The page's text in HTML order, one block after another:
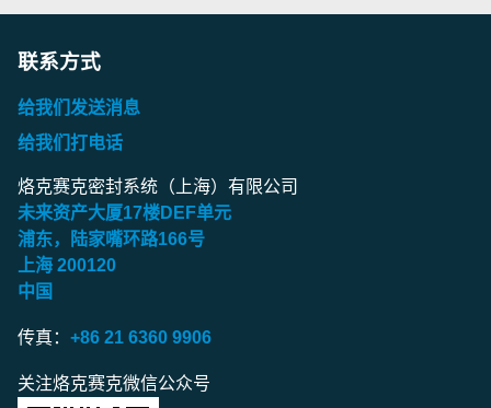
联系方式
给我们发送消息
给我们打电话
烙克赛克密封系统（上海）有限公司
未来资产大厦17楼DEF单元
浦东，陆家嘴环路166号
上海 200120
中国
传真： +86 21 6360 9906
关注烙克赛克微信公众号